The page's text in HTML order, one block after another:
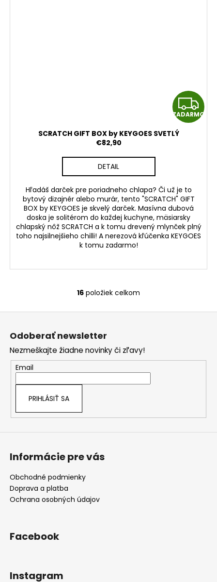
Z
A
O
ZADARMO
SCRATCH GIFT BOX by KEYGOES SVETLÝ
€82,90
DETAIL
Hľadáš darček pre poriadneho chlapa? Či už je to
bytový dizajnér alebo murár, tento "SCRATCH" GIFT
BOX by KEYGOES je skvelý darček. Masívna dubová
doska je solitérom do každej kuchyne, mäsiarsky
chlapský nôž SCRATCH a k tomu drevený mlynček plný
toho najsilnejšieho chilli! A nerezová kľúčenka KEYGOES
k tomu zadarmo!
O
v
a
c
i
e
v
y
16 položiek celkom
Z
Odoberať newsletter
Nezmeškajte žiadne novinky či zľavy!
Email
PRIHLÁSIŤ SA
Informácie pre vás
Obchodné podmienky
Doprava a platba
Ochrana osobných údajov
Facebook
Instagram